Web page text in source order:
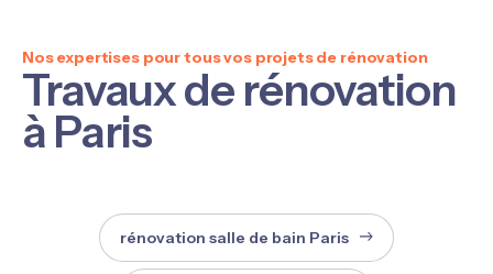
Nos expertises pour tous vos projets de rénovation
Travaux de rénovation
à Paris
rénovation salle de bain Paris